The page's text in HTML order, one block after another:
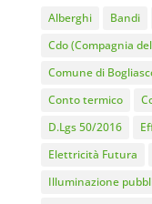
Alberghi Bandi
Cdo (Compagnia
Comune di
Conto termico
D.Lgs 50/2016
Elettricità Futura
Illuminazione